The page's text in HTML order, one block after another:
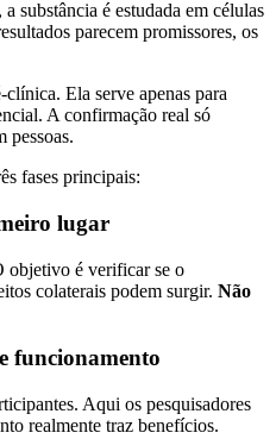
substância é estudada em células
parecem promissores, os
clínica. Ela serve apenas para
A confirmação real só
pessoas.
fases principais:
lugar
objetivo é verificar se o
colaterais podem surgir. Não
funcionamento
Aqui os pesquisadores
realmente traz benefícios.